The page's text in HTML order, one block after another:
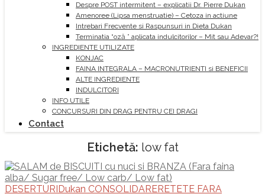
Despre POST intermitent – explicatii Dr. Pierre Dukan
Amenoree (Lipsa menstruatie) – Cetoza in actiune
Intrebari Frecvente si Raspunsuri in Dieta Dukan
Terminatia “oză ” aplicata indulcitorilor – Mit sau Adevar?!
INGREDIENTE UTILIZATE
KONJAC
FAINA INTEGRALA – MACRONUTRIENTI si BENEFICII
ALTE INGREDIENTE
INDULCITORI
INFO UTILE
CONCURSURI DIN DRAG PENTRU CEI DRAGI
Contact
Etichetă: low fat
DESERTURI Dukan CONSOLIDARERETETE FARA